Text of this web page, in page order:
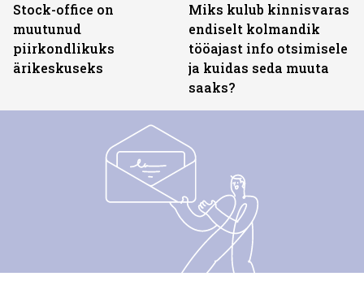
Stock-office on
muutunud
piirkondlikuks
ärikeskuseks
Miks kulub kinnisvaras
endiselt kolmandik
tööajast info otsimisele
ja kuidas seda muuta
saaks?